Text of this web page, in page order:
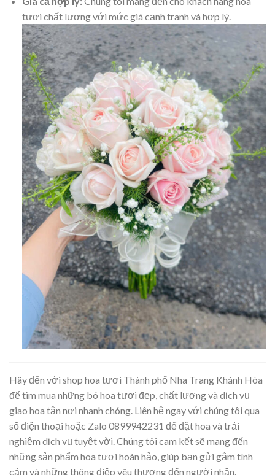
tươi chất lượng với mức giá cạnh tranh và hợp lý.
Hãy đến với shop hoa tươi Thành phố Nha Trang Khánh Hòa
để tìm mua những bó hoa tươi đẹp, chất lượng và dịch vụ
giao hoa tận nơi nhanh chóng. Liên hệ ngay với chúng tôi qua
số điện thoại hoặc Zalo 0899942231 để đặt hoa và trải
nghiệm dịch vụ tuyệt vời. Chúng tôi cam kết sẽ mang đến
những sản phẩm hoa tươi hoàn hảo, giúp bạn gửi gắm tình
cảm và những thông điệp yêu thương đến người nhận.